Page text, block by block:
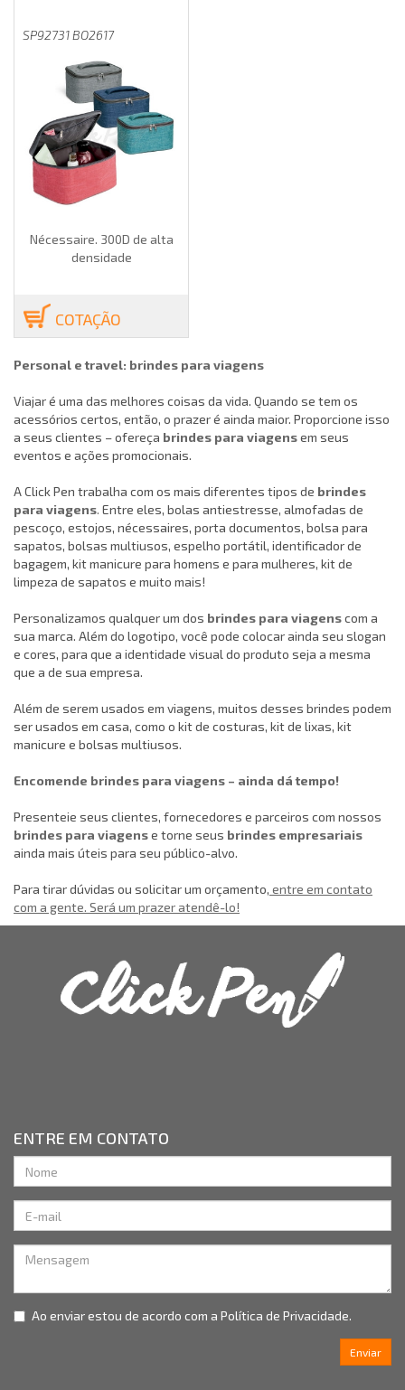
SP92731 BO2617
Nécessaire. 300D de alta
densidade
COTAÇÃO
Personal e travel: brindes para viagens
Viajar é uma das melhores coisas da vida. Quando se tem os
acessórios certos, então, o prazer é ainda maior. Proporcione isso
a seus clientes – ofereça brindes para viagensem seus
eventos e ações promocionais.
A Click Pen trabalha com os mais diferentes tipos de brindes
para viagens. Entre eles, bolas antiestresse, almofadas de
pescoço, estojos, nécessaires, porta documentos, bolsa para
sapatos, bolsas multiusos, espelho portátil, identificador de
bagagem, kit manicure para homens e para mulheres, kit de
limpeza de sapatos e muito mais!
Personalizamos qualquer um dos brindes para viagenscom a
sua marca. Além do logotipo, você pode colocar ainda seu slogan
e cores, para que a identidade visual do produto seja a mesma
que a de sua empresa.
Além de serem usados em viagens, muitos desses brindes podem
ser usados em casa, como o kit de costuras, kit de lixas, kit
manicure e bolsas multiusos.
Encomende brindes para viagens – ainda dá tempo!
Presenteie seus clientes, fornecedores e parceiros com nossos
brindes para viagense torne seus brindes empresariais
ainda mais úteis para seu público-alvo.
Para tirar dúvidas ou solicitar um orçamento, entre em contato
com a gente. Será um prazer atendê-lo!
ENTRE EM CONTATO
Ao enviar estou de acordo com a Política de Privacidade.
Enviar